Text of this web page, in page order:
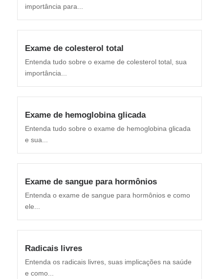
importância para...
Exame de colesterol total
Entenda tudo sobre o exame de colesterol total, sua
importância...
Exame de hemoglobina glicada
Entenda tudo sobre o exame de hemoglobina glicada
e sua...
Exame de sangue para hormônios
Entenda o exame de sangue para hormônios e como
ele...
Radicais livres
Entenda os radicais livres, suas implicações na saúde
e como...